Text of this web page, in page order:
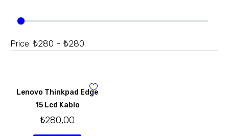
Price: ₺280 - ₺280
Lenovo Thinkpad Edge
15 Lcd Kablo
₺280,00